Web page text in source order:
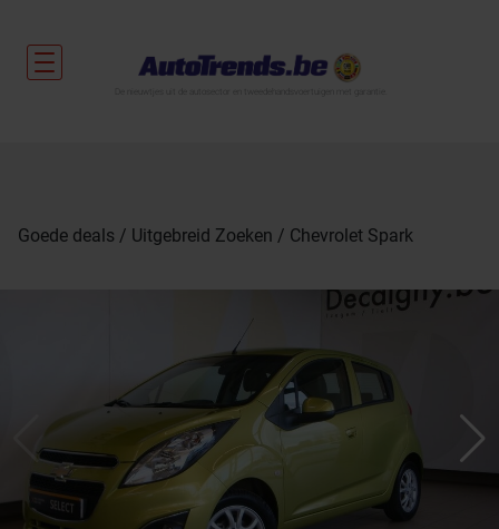
Goede deals Uitgebreid Zoeken Chevrolet Spark